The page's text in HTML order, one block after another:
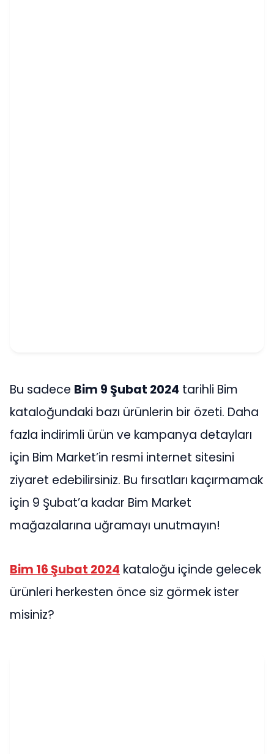
Bu sadece Bim 9 Şubat 2024 tarihli Bim
kataloğundaki bazı ürünlerin bir özeti. Daha
fazla indirimli ürün ve kampanya detayları
için Bim Market’in resmi internet sitesini
ziyaret edebilirsiniz. Bu fırsatları kaçırmamak
için 9 Şubat’a kadar Bim Market
mağazalarına uğramayı unutmayın!
Bim 16 Şubat 2024 kataloğu içinde gelecek
ürünleri herkesten önce siz görmek ister
misiniz?